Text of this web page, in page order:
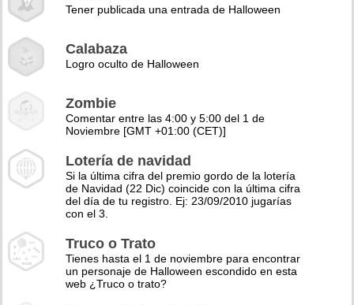
Tener publicada una entrada de Halloween
Calabaza
Logro oculto de Halloween
Zombie
Comentar entre las 4:00 y 5:00 del 1 de
Noviembre [GMT +01:00 (CET)]
Lotería de navidad
Si la última cifra del premio gordo de la lotería
de Navidad (22 Dic) coincide con la última cifra
del día de tu registro. Ej: 23/09/2010 jugarías
con el 3.
Truco o Trato
Tienes hasta el 1 de noviembre para encontrar
un personaje de Halloween escondido en esta
web ¿Truco o trato?